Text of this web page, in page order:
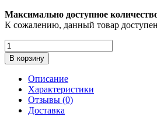
Максимально доступное
К сожалению, данный товар
В корзину
Описание
Характеристики
Отзывы (0)
Доставка